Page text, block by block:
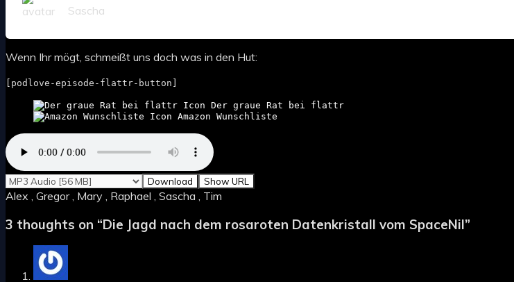
Sascha
Wenn Ihr mögt, schmeißt uns doch was in den Hut:
[podlove-episode-flattr-button]
Der graue Rat bei flattr
Amazon Wunschliste
Download Show URL
Alex , Gregor , Mary , Raphael , Sascha , Tim
3 thoughts on “Die Jagd nach dem rosaroten Datenkristall vom SpaceNil”